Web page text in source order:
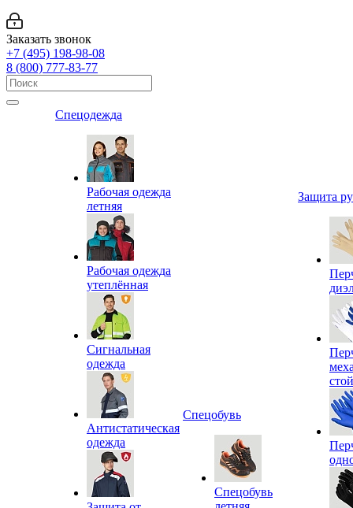
Заказать звонок
+7 (495) 198-98-08
8 (800) 777-83-77
Спецодежда
Рабочая одежда
летняя
Рабочая одежда
утеплённая
Сигнальная
одежда
Антистатическая
одежда
Спецобувь
Спецобувь
Защита